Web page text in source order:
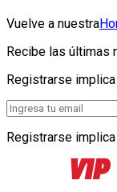
Vuelve a nuestra
Recibe las últimas
Registrarse
Registrarse